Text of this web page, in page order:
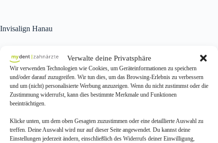
Verwalte deine Privatsphäre
Wir verwenden Technologien wie Cookies, um Geräteinformationen zu speichern
und/oder darauf zuzugreifen. Wir tun dies, um das Browsing-Erlebnis zu verbessern
und um (nicht) personalisierte Werbung anzuzeigen. Wenn du nicht zustimmst oder die
Zustimmung widerrufst, kann dies bestimmte Merkmale und Funktionen
beeinträchtigen.
Klicke unten, um dem oben Gesagten zuzustimmen oder eine detaillierte Auswahl zu
treffen. Deine Auswahl wird nur auf dieser Seite angewendet. Du kannst deine
Einstellungen jederzeit ändern, einschließlich des Widerrufs deiner Einwilligung,
Invisalign Hanau
Invisalign in Hanau – Unsichtbare Zahnkorrektur bei mydent
Möchten Sie gerade Zähne ohne sichtbare Zahnspange? Beimydent
Hanaubieten wirInvisalign– die transparente, herausnehmbare
Alternative zur klassischen Zahnspange.
Kaum sichtbar, komfortabel, herausnehmbar beim Essen und
Zähneputzen. Kein Metallgefühl, kein Einschränken beim Sprechen.